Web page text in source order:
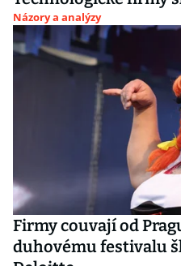
Názory a analýzy
Firmy couvají od
duhovému festivalu